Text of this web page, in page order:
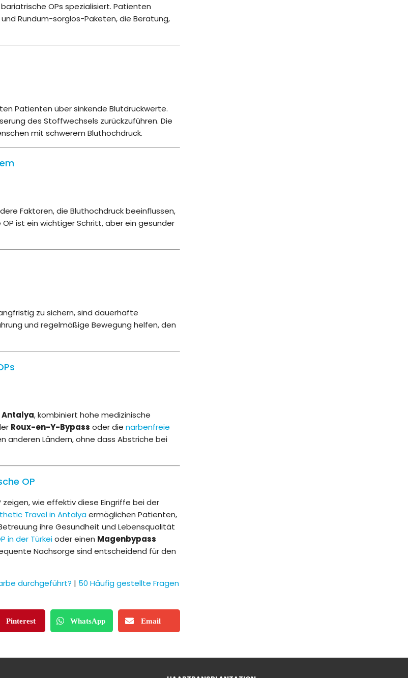
OPs spezialisiert. Patienten
Rundum-sorglos-Paketen, die Beratung,
Patienten über sinkende Blutdruckwerte.
des Stoffwechsels zurückzuführen. Die
mit schwerem Bluthochdruck.
Faktoren, die Bluthochdruck beeinflussen,
ist ein wichtiger Schritt, aber ein gesunder
zu sichern, sind dauerhafte
und regelmäßige Bewegung helfen, den
Antalya, kombiniert hohe medizinische
Roux-en-Y-Bypass oder die narbenfreie
anderen Ländern, ohne dass Abstriche bei
OP
zeigen, wie effektiv diese Eingriffe bei der
Travel in Antalyaermöglichen Patienten,
ihre Gesundheit und Lebensqualität
in der Türkeioder einen Magenbypass
Nachsorge sind entscheidend für den
durchgeführt? | 50 Häufig gestellte Fragen
Pinterest WhatsApp Email